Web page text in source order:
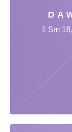
1 Sm